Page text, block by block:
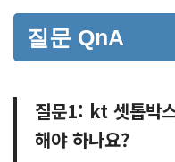
질문 QnA
질문1: kt 셋톱박
해야 하나요?